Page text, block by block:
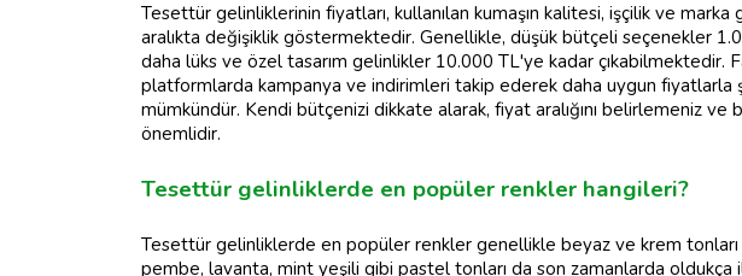
Tesettür gelinliklerinin fiyatları, kullanılan kumaşın kalitesi, işçilik ve
aralıkta değişiklik göstermektedir. Genellikle, düşük bütçeli seçenekler
daha lüks ve özel tasarım gelinlikler 10.000 TL'ye kadar çıkabilmektedir.
platformlarda kampanya ve indirimleri takip ederek daha uygun fiyatlarla
mümkündür. Kendi bütçenizi dikkate alarak, fiyat aralığını belirlemeniz ve
önemlidir.
Tesettür gelinliklerde en popüler renkler hangileri?
Tesettür gelinliklerde en popüler renkler genellikle beyaz ve krem tonları
pembe, lavanta, mint yeşili gibi pastel tonları da son zamanlarda